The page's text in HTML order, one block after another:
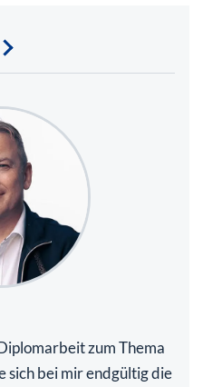
zum Thema
sich bei mir endgültig die